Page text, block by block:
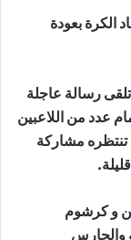
بعودة
رسالة عاجلة
عدد من اللاعبين
تنتظره مشاركة
و كرشوم
والحارس